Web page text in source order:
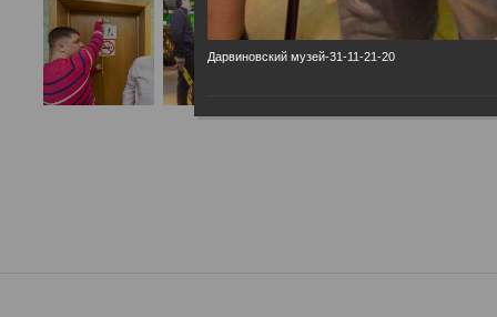
Дарвиновский музей-31-11-21-20